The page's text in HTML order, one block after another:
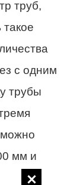
труб,
с одним
трубы
мм и